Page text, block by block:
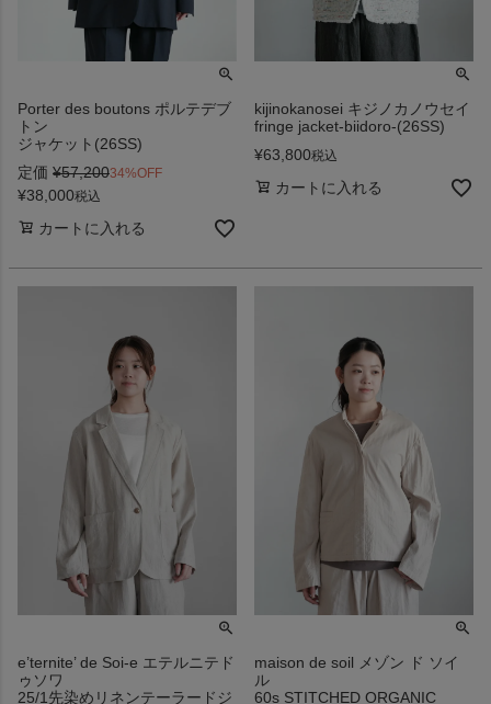
Porter des boutons ポルテデブ
トン
ジャケット(26SS)
定価 ¥57,20034%OFF
¥38,000税込
カートに入れる
kijinokanosei キジノカノウセイ
fringe jacket-biidoro-(26SS)
¥63,800税込
カートに入れる
e’ternite’ de Soi-e エテルニテド
ゥソワ
25/1先染めリネンテーラードジ
maison de soil メゾン ド ソイ
ル
60s STITCHED ORGANIC